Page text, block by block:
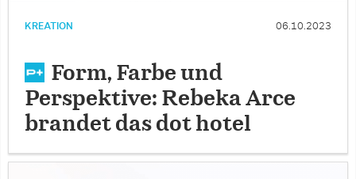
KREATION 06.10.2023
Form, Farbe und
Perspektive: Rebeka Arce
brandet das dot hotel